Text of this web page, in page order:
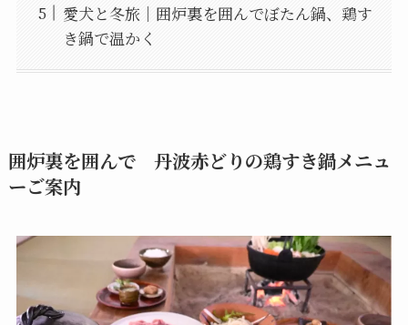
愛犬と冬旅｜囲炉裏を囲んでぼたん鍋、鶏す
き鍋で温かく
囲炉裏を囲んで 丹波赤どりの鶏すき鍋メニュ
ーご案内